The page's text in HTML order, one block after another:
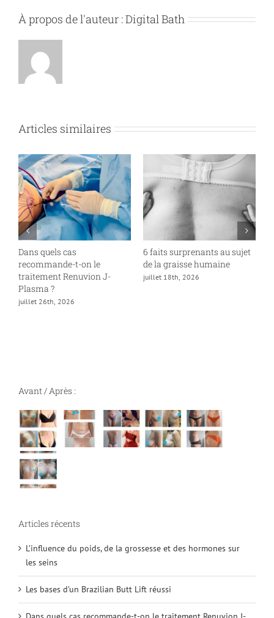
?
À propos de l'auteur :Digital Bath
Articles similaires
Dans quels cas
recommande-t-on le
traitement Renuvion J-
Plasma ?
juillet 26th, 2026
6 faits surprenants au sujet
de la graisse humaine
juillet 18th, 2026
Avant / Après :
Articles récents
L’influence du poids, de la grossesse et des hormones sur
les seins
Les bases d’un Brazilian Butt Lift réussi